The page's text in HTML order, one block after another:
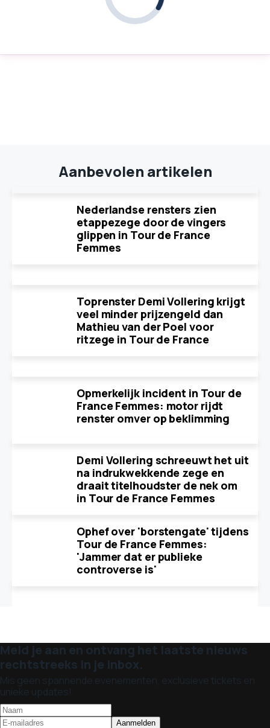
Aanbevolen artikelen
Nederlandse rensters zien
etappezege door de vingers
glippen in Tour de France
Femmes
Toprenster Demi Vollering krijgt
veel minder prijzengeld dan
Mathieu van der Poel voor
ritzege in Tour de France
Opmerkelijk incident in Tour de
France Femmes: motor rijdt
renster omver op beklimming
Demi Vollering schreeuwt het uit
na indrukwekkende zege en
draait titelhoudster de nek om
in Tour de France Femmes
Ophef over 'borstengate' tijdens
Tour de France Femmes:
'Jammer dat er publieke
controverse is'
Meld je aan en ontvang het laatste nieuws
rechtstreeks in je inbox.
Mis geen spannende evenementen, exclusieve tickets en
unieke updates!